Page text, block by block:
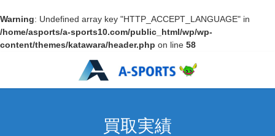
Warning: Undefined array key "HTTP_ACCEPT_LANGUAGE" in
/home/asports/a-sports10.com/public_html/wp/wp-
content/themes/katawara/header.php on line 58
買取実績